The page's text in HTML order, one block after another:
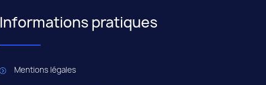
Informations pratiques
Mentions légales